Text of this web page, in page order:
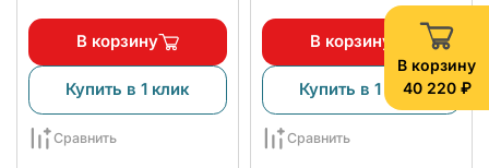
В корзину
40 220 ₽
В корзину
Купить в 1 клик
Сравнить
В корзину
Купить в 1 клик
Сравнить